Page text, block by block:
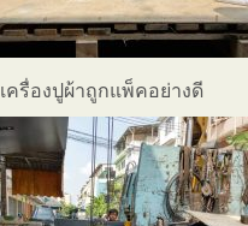
เครื่องปูผ้าถูกแพ็คอย่างดี